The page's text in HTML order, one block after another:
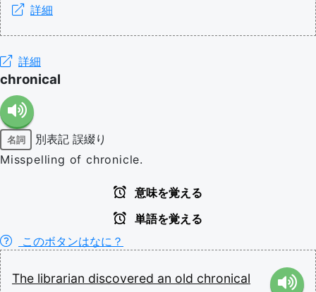
詳細
詳細
chronical
名詞 別表記 誤綴り
Misspelling of chronicle.
意味を覚える
単語を覚える
このボタンはなに？
The librarian discovered an old chronical